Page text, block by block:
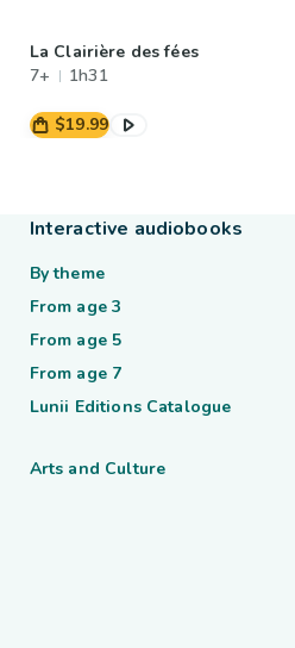
La Clairière des fées
7+
1h31
$19.99
Interactive audiobooks
By theme
From age 3
From age 5
From age 7
Lunii Editions Catalogue
Arts and Culture